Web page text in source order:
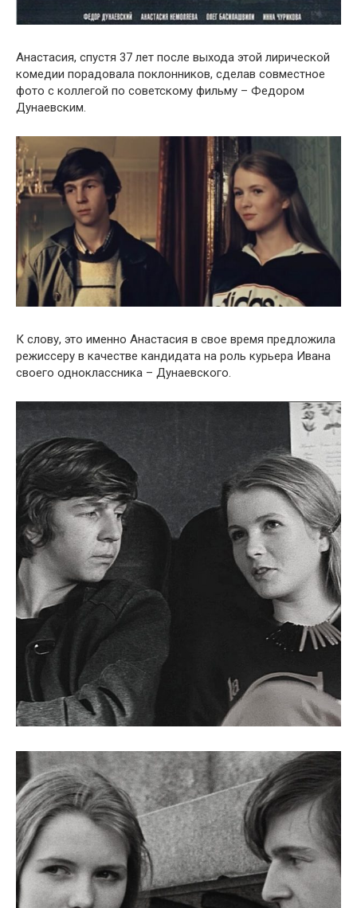
Анастасия, спустя 37 лет после выхода этой лирической
комедии порадовала поклонников, сделав совместное
фото с коллегой по советскому фильму – Федором
Дунаевским.
К слову, это именно Анастасия в свое время предложила
режиссеру в качестве кандидата на роль курьера Ивана
своего одноклассника – Дунаевского.